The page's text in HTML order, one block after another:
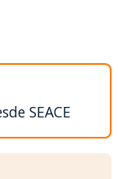
SEACE